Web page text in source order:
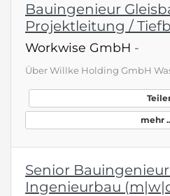
Bauingenieur
Projektleitung /
Workwise GmbH -
mehr
Senior
Ingenieurbau